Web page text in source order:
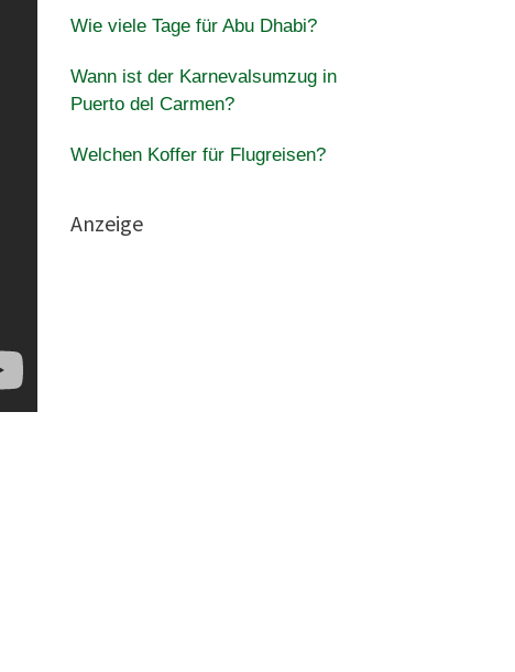
Wie viele Tage für Abu Dhabi?
Wann ist der Karnevalsumzug in
Puerto del Carmen?
Welchen Koffer für Flugreisen?
Anzeige